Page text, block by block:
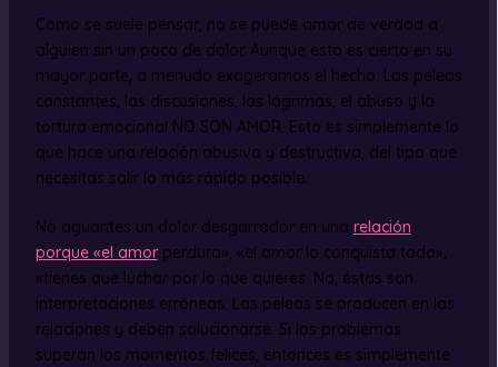
Como se suele pensar, no se puede amar de verdad a
alguien sin un poco de dolor. Aunque esto es cierto en su
mayor parte, a menudo exageramos el hecho. Las peleas
constantes, las discusiones, las lágrimas, el abuso y la
tortura emocional NO SON AMOR. Esto es simplemente lo
que hace una relación abusiva y destructiva, del tipo que
necesitas salir lo más rápido posible.
No aguantes un dolor desgarrador en una relación
porque «el amorperdura», «el amor lo conquista todo»,
«tienes que luchar por lo que quieres. No, éstas son
interpretaciones erróneas. Las peleas se producen en las
relaciones y deben solucionarse. Si los problemas
superan los momentos felices, entonces es simplemente